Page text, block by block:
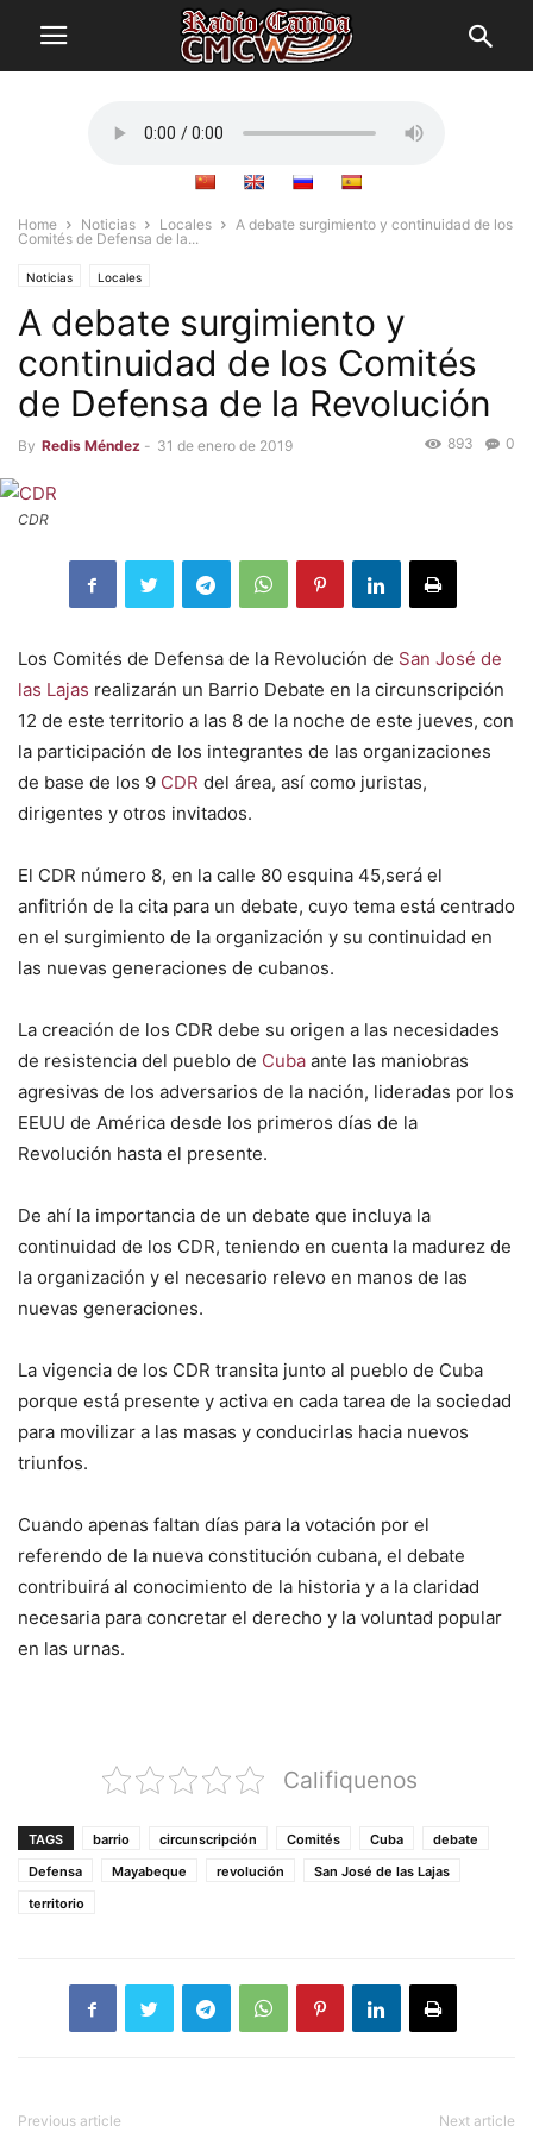
Home Noticias Locales
A debate surgimiento y continuidad de los
Comités de Defensa de la...
Noticias Locales
A debate surgimiento y
continuidad de los Comités
de Defensa de la Revolución
By Redis Méndez - 31 de enero de 2019 0
893
CDR
Los Comités de Defensa de la Revolución de San José de
las Lajas realizarán un Barrio Debate en la circunscripción
12 de este territorio a las 8 de la noche de este jueves, con
la participación de los integrantes de las organizaciones
de base de los 9 CDR del área, así como juristas,
dirigentes y otros invitados.
El CDR número 8, en la calle 80 esquina 45,será el
anfitrión de la cita para un debate, cuyo tema está centrado
en el surgimiento de la organización y su continuidad en
las nuevas generaciones de cubanos.
La creación de los CDR debe su origen a las necesidades
de resistencia del pueblo de Cuba ante las maniobras
agresivas de los adversarios de la nación, lideradas por los
EEUU de América desde los primeros días de la
Revolución hasta el presente.
De ahí la importancia de un debate que incluya la
continuidad de los CDR, teniendo en cuenta la madurez de
la organización y el necesario relevo en manos de las
nuevas generaciones.
La vigencia de los CDR transita junto al pueblo de Cuba
porque está presente y activa en cada tarea de la sociedad
para movilizar a las masas y conducirlas hacia nuevos
triunfos.
Cuando apenas faltan días para la votación por el
referendo de la nueva constitución cubana, el debate
contribuirá al conocimiento de la historia y a la claridad
necesaria para concretar el derecho y la voluntad popular
en las urnas.
Califiquenos
TAGS barrio circunscripción Comités Cuba
debate
Defensa
Mayabeque revolución
San José de las Lajas
territorio
Previous article Next article